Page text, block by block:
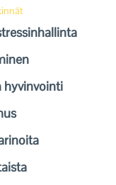
hyvinvointi